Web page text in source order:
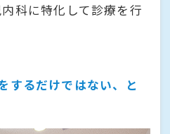
科に特化して診療を行
するだけではない、と